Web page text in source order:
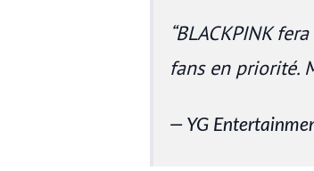
BLACKPINK
fans en priorité.
YG